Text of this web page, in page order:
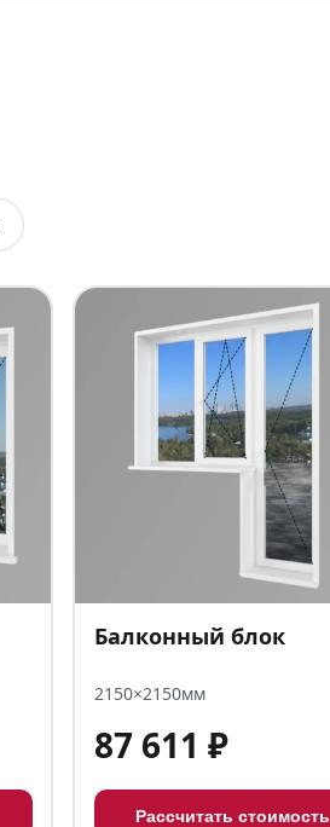
Балконный блок
2150×2150мм
87 611 ₽
Рассчитать стоимость